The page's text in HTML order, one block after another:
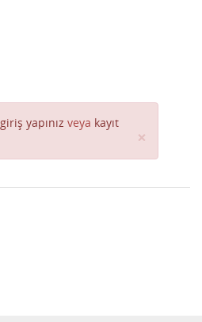
giriş yapınız veya kayıt
×